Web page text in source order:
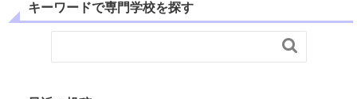
キーワードで専門学校を探す
